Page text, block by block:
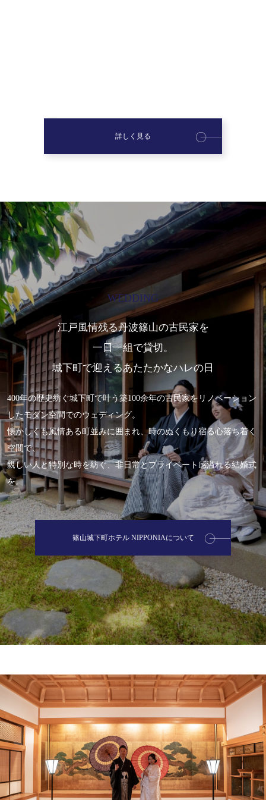
詳しく見る
WEDDING
江戸風情残る丹波篠山の古民家を
一日一組で貸切。
城下町で迎えるあたたかなハレの日
400年の歴史紡ぐ城下町で叶う築100余年の古民家をリノベーション
したモダン空間でのウェディング。
懐かしくも風情ある町並みに囲まれ、時のぬくもり宿る心落ち着く
空間で、
親しい人と特別な時を紡ぐ、非日常とプライベート感溢れる結婚式
を。
篠山城下町ホテル NIPPONIAについて